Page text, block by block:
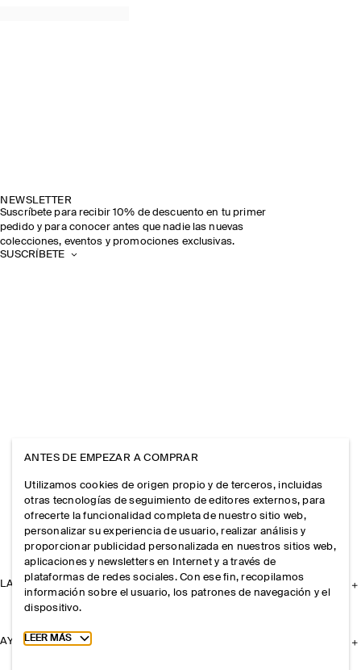
NEWSLETTER
Suscríbete para recibir 10% de descuento en tu primer
pedido y para conocer antes que nadie las nuevas
colecciones, eventos y promociones exclusivas.
SUSCRÍBETE
LA EMPRESA
AYUDA
ANTES DE EMPEZAR A COMPRAR
Utilizamos cookies de origen propio y de terceros, incluidas
otras tecnologías de seguimiento de editores externos, para
ofrecerte la funcionalidad completa de nuestro sitio web,
personalizar su experiencia de usuario, realizar análisis y
proporcionar publicidad personalizada en nuestros sitios web,
aplicaciones y newsletters en Internet y a través de
plataformas de redes sociales. Con ese fin, recopilamos
información sobre el usuario, los patrones de navegación y el
dispositivo.
Toggle more cookie information
LEER MÁS